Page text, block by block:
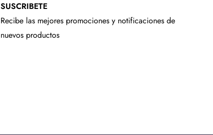
SUSCRIBETE
Recibe las mejores promociones y notificaciones de
nuevos productos